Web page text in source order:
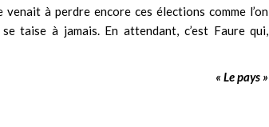
à perdre encore ces élections comme l’on
taise à jamais. En attendant, c’est Faure qui,
« Le pays »